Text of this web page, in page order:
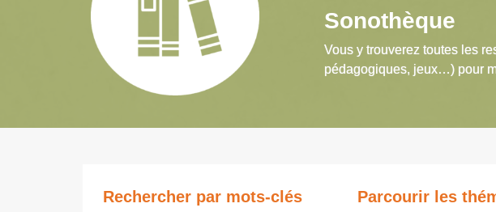
Sonothèque
Vous y trouverez toutes les
pédagogiques, jeux…) pour
Rechercher par mots-clés Parcourir les